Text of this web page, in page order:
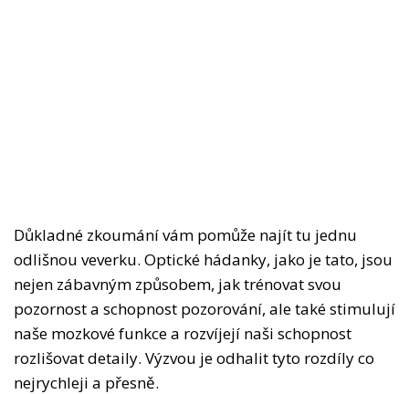
Důkladné zkoumání vám pomůže najít tu jednu
odlišnou veverku. Optické hádanky, jako je tato, jsou
nejen zábavným způsobem, jak trénovat svou
pozornost a schopnost pozorování, ale také stimulují
naše mozkové funkce a rozvíjejí naši schopnost
rozlišovat detaily. Výzvou je odhalit tyto rozdíly co
nejrychleji a přesně.